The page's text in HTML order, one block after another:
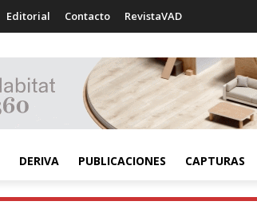
Editorial Contacto RevistaVAD
DERIVA PUBLICACIONES CAPTURAS